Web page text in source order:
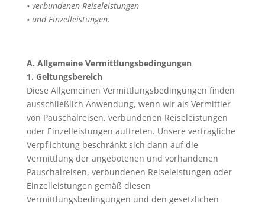
• verbundenen Reiseleistungen
• und Einzelleistungen.
A. Allgemeine Vermittlungsbedingungen
1. Geltungsbereich
Diese Allgemeinen Vermittlungsbedingungen finden
ausschließlich Anwendung, wenn wir als Vermittler
von Pauschalreisen, verbundenen Reiseleistungen
oder Einzelleistungen auftreten. Unsere vertragliche
Verpflichtung beschränkt sich dann auf die
Vermittlung der angebotenen und vorhandenen
Pauschalreisen, verbundenen Reiseleistungen oder
Einzelleistungen gemäß diesen
Vermittlungsbedingungen und den gesetzlichen